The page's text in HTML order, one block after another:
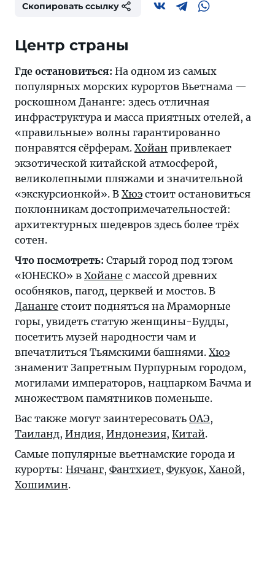
Скопировать ссылку
Центр страны
Где остановиться: На одном из самых
популярных морских курортов Вьетнама —
роскошном Дананге: здесь отличная
инфраструктура и масса приятных отелей, а
«правильные» волны гарантированно
понравятся сёрферам. Хойан привлекает
экзотической китайской атмосферой,
великолепными пляжами и значительной
«экскурсионкой». В Хюэ стоит остановиться
поклонникам достопримечательностей:
архитектурных шедевров здесь более трёх
сотен.
Что посмотреть: Старый город под тэгом
«ЮНЕСКО» в Хойане с массой древних
особняков, пагод, церквей и мостов. В
Дананге стоит подняться на Мраморные
горы, увидеть статую женщины-Будды,
посетить музей народности чам и
впечатлиться Тьямскими башнями. Хюэ
знаменит Запретным Пурпурным городом,
могилами императоров, нацпарком Бачма и
множеством памятников поменьше.
Вас также могут заинтересовать ОАЭ,
Таиланд, Индия, Индонезия, Китай.
Самые популярные вьетнамские города и
курорты: Нячанг, Фантхиет, Фукуок, Ханой,
Хошимин.